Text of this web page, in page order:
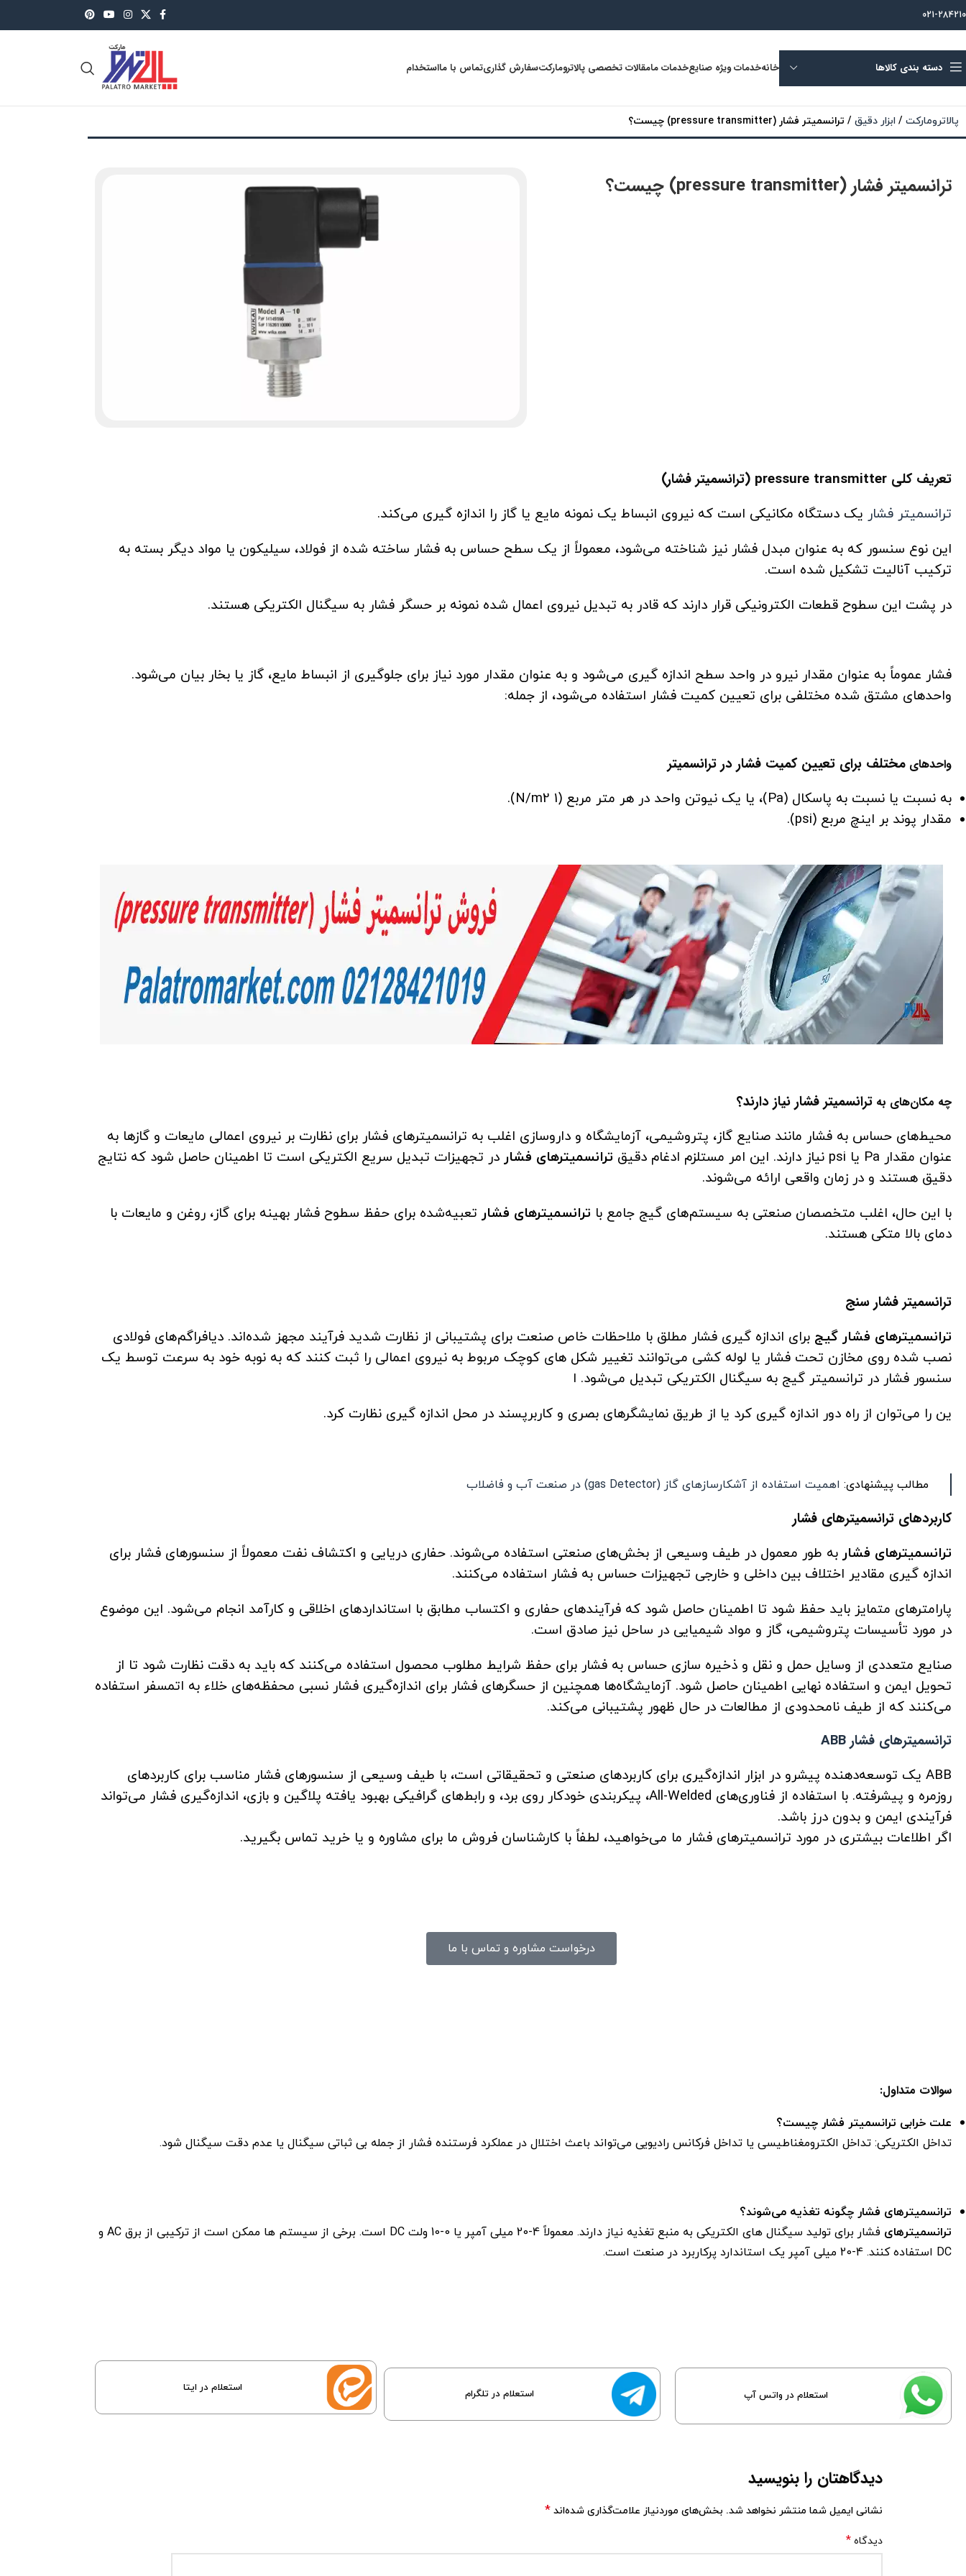
021-
دسته بندی کالاها خانهخدمات ویژه صنایعخدمات مامقالات تخصصی پالاترومارکتسفارش گذاریتماس با مااستخدام
پالاترومارکت / ابزار دقیق / ترانسمیتر فشار (pressure transmitter) چیست؟
ترانسمیتر فشار (pressure transmitter) چیست؟
تعریف کلی pressure transmitter (ترانسمیتر فشار)
ترانسمیتر فشار یک دستگاه مکانیکی است که نیروی انبساط یک نمونه مایع یا گاز را اندازه گیری می‌کند.
این نوع سنسور که به عنوان مبدل فشار نیز شناخته می‌شود، معمولاً از یک سطح حساس به فشار ساخته شده از فولاد، سیلیکون یا مواد دیگر بسته به
ترکیب آنالیت تشکیل شده است.
در پشت این سطوح قطعات الکترونیکی قرار دارند که قادر به تبدیل نیروی اعمال شده نمونه بر حسگر فشار به سیگنال الکتریکی هستند.
فشار عموماً به عنوان مقدار نیرو در واحد سطح اندازه گیری می‌شود و به عنوان مقدار مورد نیاز برای جلوگیری از انبساط مایع، گاز یا بخار بیان می‌شود.
واحدهای مشتق شده مختلفی برای تعیین کمیت فشار استفاده می‌شود، از جمله:
واحد‌های مختلف برای تعیین کمیت فشار در ترانسمیتر
به نسبت یا نسبت به پاسکال (Pa)، یا یک نیوتن واحد در هر متر مربع (1 N/m2).
مقدار پوند بر اینچ مربع (psi).
چه مکان‌های به ترانسمیتر فشار نیاز دارند؟
محیط‌های حساس به فشار مانند صنایع گاز، پتروشیمی، آزمایشگاه و داروسازی اغلب به ترانسمیترهای فشار برای نظارت بر نیروی اعمالی مایعات و گازها به
عنوان مقدار Pa یا psi نیاز دارند. این امر مستلزم ادغام دقیق
ترانسمیترهای فشار در تجهیزات تبدیل سریع الکتریکی است تا اطمینان حاصل شود که نتایج
دقیق هستند و در زمان واقعی ارائه می‌شوند.
با این حال، اغلب متخصصان صنعتی به سیستم‌های گیج جامع با ترانسمیتر‌های فشار تعبیه‌شده برای حفظ سطوح فشار بهینه برای گاز، روغن و مایعات با
دمای بالا متکی هستند.
ترانسمیتر فشار سنج
ترانسمیترهای فشار گیج برای اندازه گیری فشار مطلق با ملاحظات خاص صنعت برای پشتیبانی از نظارت شدید فرآیند مجهز شده‌اند. دیافراگم‌های فولادی
نصب شده روی مخازن تحت فشار یا لوله کشی می‌توانند تغییر شکل های کوچک مربوط به نیروی اعمالی را ثبت کنند که به نوبه خود به سرعت توسط یک
سنسور فشار در ترانسمیتر گیج به سیگنال الکتریکی تبدیل می‌شود. ا
ین را می‌توان از راه دور اندازه گیری کرد یا از طریق نمایشگرهای بصری و کاربرپسند در محل اندازه گیری نظارت کرد.
مطالب پیشنهادی: اهمیت استفاده از آشکارساز‌های گاز (gas Detector) در صنعت آب و فاضلاب
کاربردهای ترانسمیترهای فشار
ترانسمیترهای فشار به طور معمول در طیف وسیعی از بخش‌های صنعتی استفاده می‌شوند. حفاری دریایی و اکتشاف نفت معمولاً از سنسورهای فشار برای
اندازه گیری مقادیر اختلاف بین داخلی و خارجی تجهیزات حساس به فشار استفاده می‌کنند.
پارامترهای متمایز باید حفظ شود تا اطمینان حاصل شود که فرآیندهای حفاری و اکتساب مطابق با استانداردهای اخلاقی و کارآمد انجام می‌شود. این موضوع
در مورد تأسیسات پتروشیمی، گاز و مواد شیمیایی در ساحل نیز صادق است.
صنایع متعددی از وسایل حمل و نقل و ذخیره سازی حساس به فشار برای حفظ شرایط مطلوب محصول استفاده می‌کنند که باید به دقت نظارت شود تا از
تحویل ایمن و استفاده نهایی اطمینان حاصل شود. آزمایشگاه‌ها همچنین از حسگرهای فشار برای اندازه‌گیری فشار نسبی محفظه‌های خلاء به اتمسفر استفاده
می‌کنند که از طیف نامحدودی از مطالعات در حال ظهور پشتیبانی می‌کند.
ترانسمیترهای فشار ABB
ABB یک توسعه‌دهنده پیشرو در ابزار اندازه‌گیری برای کاربردهای صنعتی و تحقیقاتی است، با طیف وسیعی از سنسورهای فشار مناسب برای کاربردهای
روزمره و پیشرفته. با استفاده از فناوری‌های All-Welded، پیکربندی خودکار روی برد، و رابط‌های گرافیکی بهبود یافته پلاگین و بازی، اندازه‌گیری فشار می‌تواند
فرآیندی ایمن و بدون درز باشد.
اگر اطلاعات بیشتری در مورد ترانسمیترهای فشار ما می‌خواهید، لطفاً با کارشناسان فروش ما برای مشاوره و یا خرید تماس بگیرید.
درخواست مشاوره و تماس با ما
سوالات متداول:
علت خرابی ترانسمیتر فشار چیست؟
تداخل الکتریکی: تداخل الکترومغناطیسی یا تداخل فرکانس رادیویی می‌تواند باعث اختلال در عملکرد فرستنده فشار از جمله بی ثباتی سیگنال یا عدم دقت سیگنال شود.
ترانسمیترهای فشار چگونه تغذیه می‌شوند؟
ترانسمیترهای
فشار برای تولید سیگنال های الکتریکی به منبع تغذیه نیاز دارند. معمولاً 4-20 میلی آمپر یا 0-10 ولت DC است. برخی از سیستم ها ممکن است از ترکیبی از برق AC و
DC استفاده کنند. 4-20 میلی آمپر یک استاندارد پرکاربرد در صنعت است.
استعلام در واتس آپ استعلام در تلگرام
استعلام در ایتا
دیدگاهتان را بنویسید
نشانی ایمیل شما منتشر نخواهد شد. بخش‌های موردنیاز علامت‌گذاری شده‌اند *
دیدگاه *